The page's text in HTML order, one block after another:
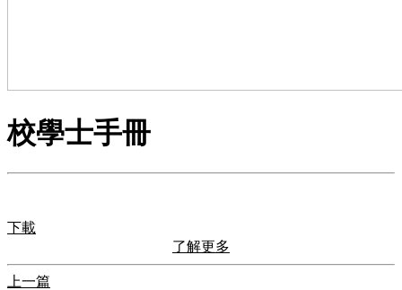
校學士手冊
下載
了解更多
上一篇